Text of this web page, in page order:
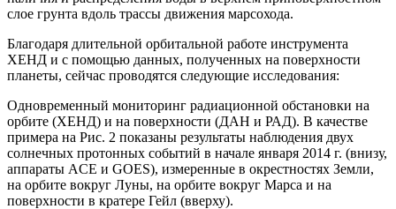
слое грунта вдоль трассы движения марсохода.
Благодаря длительной орбитальной работе инструмента
ХЕНД и с помощью данных, полученных на поверхности
планеты, сейчас проводятся следующие исследования:
Одновременный мониторинг радиационной обстановки на
орбите (ХЕНД) и на поверхности (ДАН и РАД). В качестве
примера на Рис. 2 показаны результаты наблюдения двух
солнечных протонных событий в начале января 2014 г. (внизу,
аппараты ACE и GOES), измеренные в окрестностях Земли,
на орбите вокруг Луны, на орбите вокруг Марса и на
поверхности в кратере Гейл (вверху).